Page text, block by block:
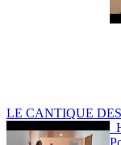
LE CANTIQUE